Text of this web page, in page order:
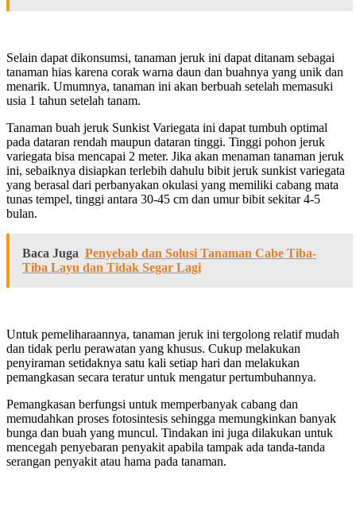
Selain dapat dikonsumsi, tanaman jeruk ini dapat ditanam sebagai
tanaman hias karena corak warna daun dan buahnya yang unik dan
menarik. Umumnya, tanaman ini akan berbuah setelah memasuki
usia 1 tahun setelah tanam.
Tanaman buah jeruk Sunkist Variegata ini dapat tumbuh optimal
pada dataran rendah maupun dataran tinggi. Tinggi pohon jeruk
variegata bisa mencapai 2 meter. Jika akan menaman tanaman jeruk
ini, sebaiknya disiapkan terlebih dahulu bibit jeruk sunkist variegata
yang berasal dari perbanyakan okulasi yang memiliki cabang mata
tunas tempel, tinggi antara 30-45 cm dan umur bibit sekitar 4-5
bulan.
Baca Juga Penyebab dan Solusi Tanaman Cabe Tiba-
Tiba Layu dan Tidak Segar Lagi
Untuk pemeliharaannya, tanaman jeruk ini tergolong relatif mudah
dan tidak perlu perawatan yang khusus. Cukup melakukan
penyiraman setidaknya satu kali setiap hari dan melakukan
pemangkasan secara teratur untuk mengatur pertumbuhannya.
Pemangkasan berfungsi untuk memperbanyak cabang dan
memudahkan proses fotosintesis sehingga memungkinkan banyak
bunga dan buah yang muncul. Tindakan ini juga dilakukan untuk
mencegah penyebaran penyakit apabila tampak ada tanda-tanda
serangan penyakit atau hama pada tanaman.